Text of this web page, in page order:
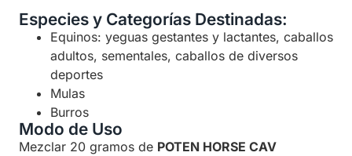
Especies y Categorías Destinadas:
Equinos: yeguas gestantes y lactantes, caballos
adultos, sementales, caballos de diversos
deportes
Mulas
Burros
Modo de Uso
Mezclar 20 gramos de POTEN HORSE CAV